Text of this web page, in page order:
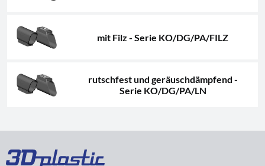
mit Filz - Serie KO/DG/PA/FILZ
rutschfest und geräuschdämpfend -
Serie KO/DG/PA/LN